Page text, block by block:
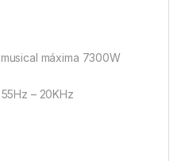
máxima 7300W
– 20KHz